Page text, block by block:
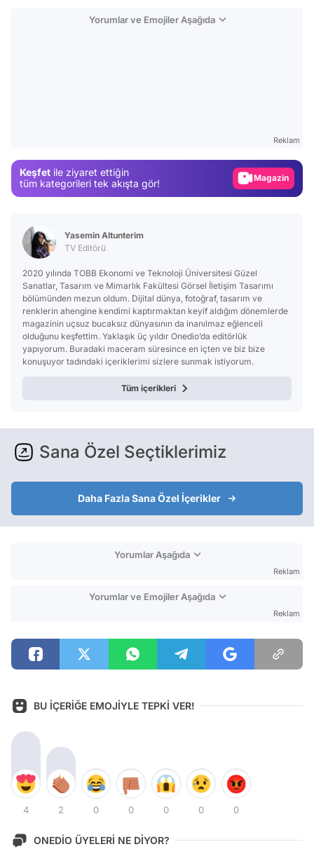
Yorumlar ve Emojiler Aşağıda
Reklam
Keşfet ile ziyaret ettiğin
tüm kategorileri tek akışta gör!
Gündem
Magazin
Video
Yasemin Altunterim
TV Editörü
2020 yılında TOBB Ekonomi ve Teknoloji Üniversitesi Güzel
Sanatlar, Tasarım ve Mimarlık Fakültesi Görsel İletişim Tasarımı
bölümünden mezun oldum. Dijital dünya, fotoğraf, tasarım ve
renklerin ahengine kendimi kaptırmaktan keyif aldığım dönemlerde
magazinin uçsuz bucaksız dünyasının da inanılmaz eğlenceli
olduğunu keşfettim. Yaklaşık üç yıldır Onedio’da editörlük
yapıyorum. Buradaki maceram süresince en içten ve biz bize
konuşuyor tadındaki içeriklerimi sizlere sunmak istiyorum.
Tüm içerikleri
Sana Özel Seçtiklerimiz
Daha Fazla Sana Özel İçerikler
Yorumlar Aşağıda
Reklam
Yorumlar ve Emojiler Aşağıda
Reklam
BU İÇERİĞE EMOJİYLE TEPKİ VER!
4 2 0 0 0 0 0
ONEDİO ÜYELERİ NE DİYOR?